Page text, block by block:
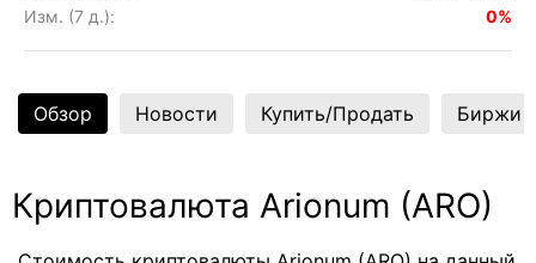
Изм. (7 д.):
0%
Обзор Новости Купить/Продать Биржи
Криптовалюта Arionum (ARO)